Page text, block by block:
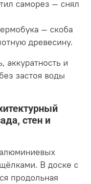
саморез — снял
— скоба
древесину.
аккуратность и
застоя воды
стен и
В доске с
продольная